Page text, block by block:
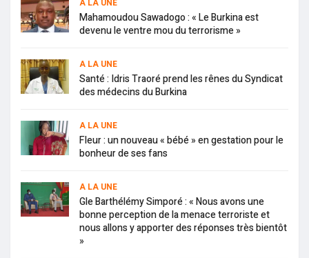
A LA UNE
Mahamoudou Sawadogo : « Le Burkina est
devenu le ventre mou du terrorisme »
A LA UNE
Santé : Idris Traoré prend les rênes du Syndicat
des médecins du Burkina
A LA UNE
Fleur : un nouveau « bébé » en gestation pour le
bonheur de ses fans
A LA UNE
Gle Barthélémy Simporé : « Nous avons une
bonne perception de la menace terroriste et
nous allons y apporter des réponses très bientôt
»